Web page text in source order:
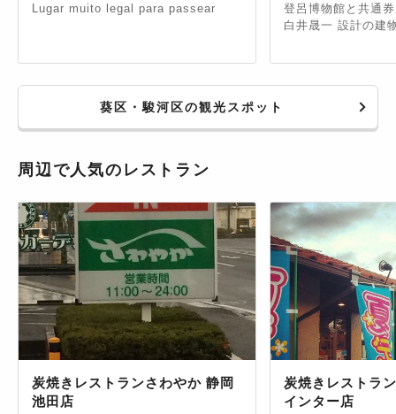
Lugar muito legal para passear
登呂博物館と共通
白井晟一 設計の建
葵区・駿河区の観光スポット
周辺で人気のレストラン
炭焼きレストランさわやか 静岡
池田店
炭焼きレストラ
インター店